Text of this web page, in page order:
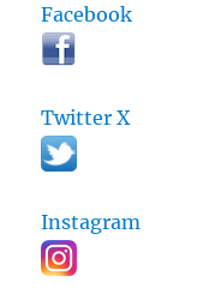
Facebook
Twitter X
Instagram